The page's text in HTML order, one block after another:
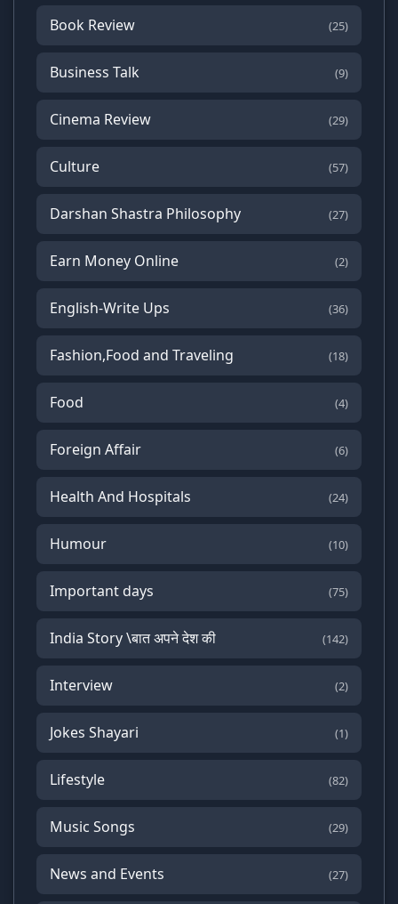
Book Review (25)
Business Talk (9)
Cinema Review (29)
Culture (57)
Darshan Shastra Philosophy (27)
Earn Money Online (2)
English-Write Ups (36)
Fashion,Food and Traveling (18)
Food (4)
Foreign Affair (6)
Health And Hospitals (24)
Humour (10)
Important days (75)
India Story \बात अपने देश की (142)
Interview (2)
Jokes Shayari (1)
Lifestyle (82)
Music Songs (29)
News and Events (27)